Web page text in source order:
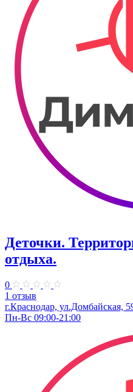
Деточки.
отдыха.
0
1 отзыв
г.Краснодар, ул.Домбайская,
Пн-Вс 09:00-21:00